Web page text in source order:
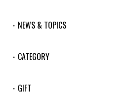
・NEWS & TOPICS
・CATEGORY
・GIFT